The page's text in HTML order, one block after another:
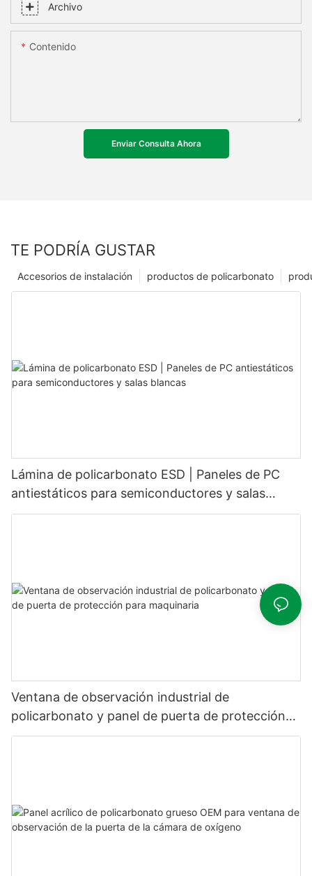
Archivo
Contenido
Enviar Consulta Ahora
TE PODRÍA GUSTAR
productos de policarbonato
Accesorios de instalación
Lámina de policarbonato ESD | Paneles de PC
antiestáticos para semiconductores y salas
blancas
Ventana de observación industrial de
policarbonato y panel de puerta de protección
para maquinaria